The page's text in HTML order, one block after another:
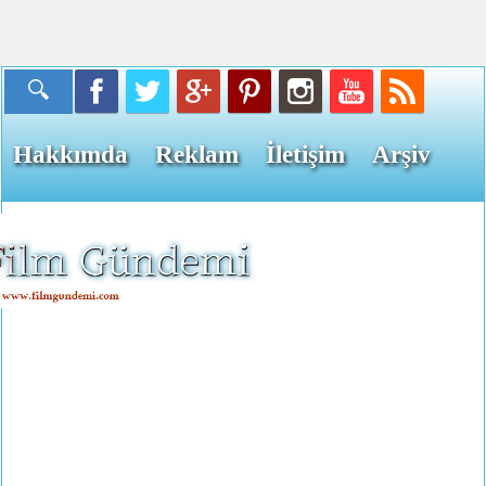
Hakkımda Reklam İletişim Arşiv